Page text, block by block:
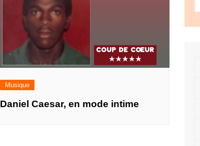
Musique
Daniel Caesar, en mode intime